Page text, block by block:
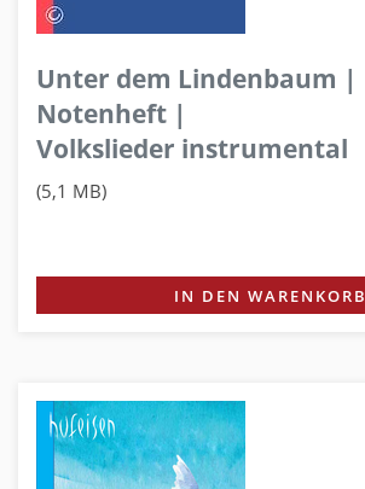
Unter dem Lindenbaum |
Notenheft |
Volkslieder instrumental
(5,1 MB)
IN DEN WARENKORB